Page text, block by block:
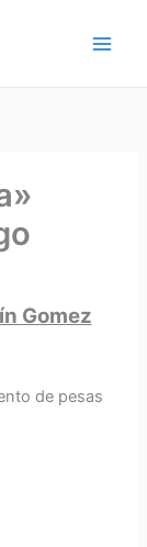
Gomez
de pesas